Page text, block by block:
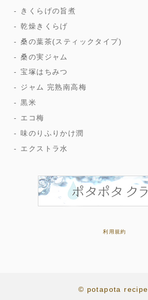
きくらげの旨煮
乾燥きくらげ
桑の葉茶(スティックタイプ)
桑の実ジャム
宝塚はちみつ
ジャム 完熟南高梅
黒米
エコ梅
味のりふりかけ潤
エクストラ水
利用規約
© potapota recipe.